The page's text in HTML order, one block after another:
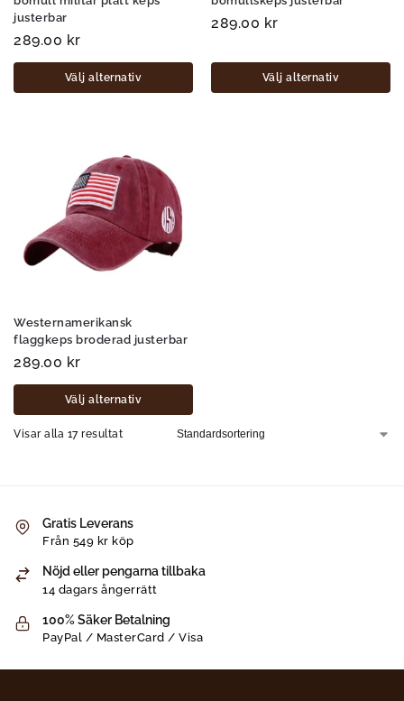
justerbar
289.00 kr
Välj alternativ
289.00 kr
Välj alternativ
Westernamerikansk
flaggkeps broderad justerbar
289.00 kr
Välj alternativ
Visar alla 17 resultat
Gratis Leverans
Från 549 kr köp
Nöjd eller pengarna tillbaka
14 dagars ångerrätt
100% Säker Betalning
PayPal / MasterCard / Visa